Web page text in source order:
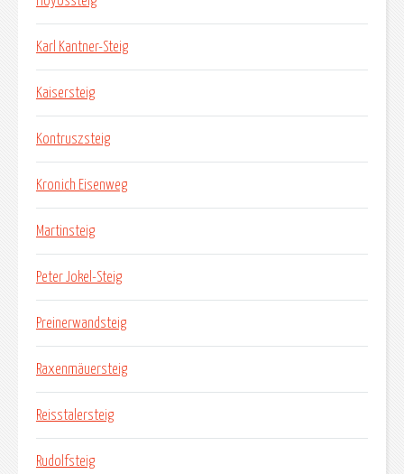
Karl Kantner-Steig
Kaisersteig
Kontruszsteig
Kronich Eisenweg
Martinsteig
Peter Jokel-Steig
Preinerwandsteig
Raxenmäuersteig
Reisstalersteig
Rudolfsteig